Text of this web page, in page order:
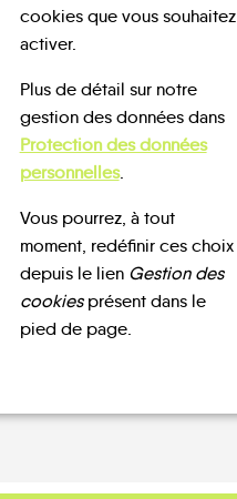
cookies que vous souhaitez
activer.
Plus de détail sur notre
gestion des données dans
Protection des données
personnelles.
Vous pourrez, à tout
moment, redéfinir ces choix
depuis le lien Gestion des
cookiesprésent dans le
pied de page.